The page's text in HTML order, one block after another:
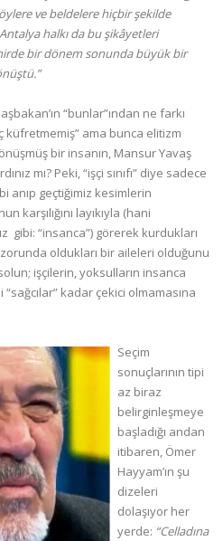
ve beldelere hiçbir şekilde
halkı da bu şikâyetleri
bir dönem sonunda büyük bir
“bunlar”ından ne farkı
küfretmemiş” ama bunca elitizm
bir insanın, Mansur Yavaş
mı? Peki, “işçi sınıfı” diye sadece
anıp geçtiğimiz kesimlerin
karşılığını layıkıyla (hani
gibi: “insanca”) görerek kurdukları
oldukları bir aileleri olduğunu
işçilerin, yoksulların insanca
kadar çekici olmamasına
Seçim
sonuçlarının tipi
az biraz
belirginleşmeye
başladığı andan
itibaren, Ömer
Hayyam’ın şu
dizeleri
dolaşıyor her
yerde: “Celladına